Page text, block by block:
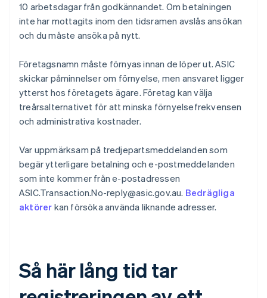
10 arbetsdagar från godkännandet. Om betalningen
inte har mottagits inom den tidsramen avslås ansökan
och du måste ansöka på nytt.
Företagsnamn måste förnyas innan de löper ut. ASIC
skickar påminnelser om förnyelse, men ansvaret ligger
ytterst hos företagets ägare. Företag kan välja
treårsalternativet för att minska förnyelsefrekvensen
och administrativa kostnader.
Var uppmärksam på tredjepartsmeddelanden som
begär ytterligare betalning och e-postmeddelanden
som inte kommer från e-postadressen
ASIC.Transaction.No-reply@asic.gov.au. Bedrägliga
aktörer kan försöka använda liknande adresser.
Så här lång tid tar